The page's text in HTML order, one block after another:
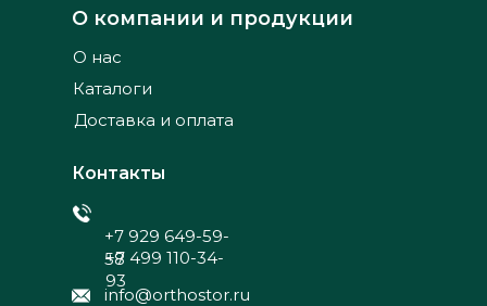
+7 929 649-59-
58
info@orthostor.ru
О нас
Каталоги
Доставка и оплата
О компании и продукции
Контакты
+7 499 110-34-
93